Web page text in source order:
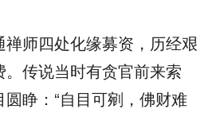
禅师四处化缘募资，历经艰
。传说当时有贪官前来索
睁：“自目可剜，佛财难